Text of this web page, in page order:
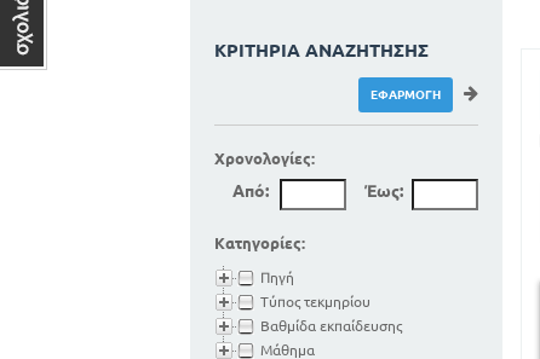
ΚΡΙΤΉΡΙΑ ΑΝΑΖΉΤΗΣΗΣ
Χρονολογίες:
Από: Έως:
Κατηγορίες:
Πηγή
Τύπος τεκμηρίου
Βαθμίδα εκπαίδευσης
Μάθημα